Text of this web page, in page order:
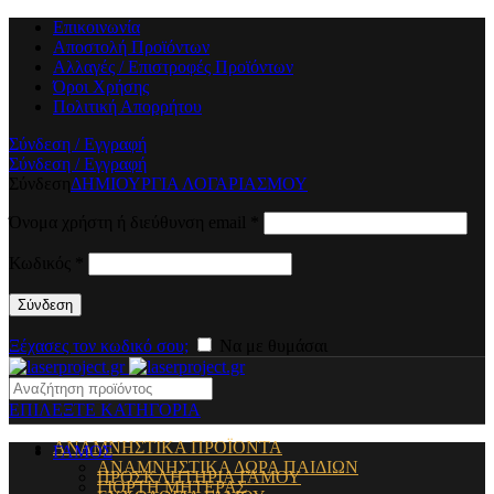
Επικοινωνία
Αποστολή Προϊόντων
Αλλαγές / Επιστροφές Προϊόντων
Όροι Χρήσης
Πολιτική Απορρήτου
Σύνδεση / Εγγραφή
Σύνδεση / Εγγραφή
ΔΗΜΙΟΥΡΓΙΑ ΛΟΓΑΡΙΑΣΜΟΥ
Σύνδεση
Ξέχασες τον κωδικό σου;
ΕΠΙΛΕΞΤΕ ΚΑΤΗΓΟΡΙΑ
ΑΝΑΜΝΗΣΤΙΚΑ ΠΡΟΪΟΝΤΑ
ΑΝΑΜΝΗΣΤΙΚΑ ΔΩΡΑ ΠΑΙΔΙΩΝ
ΓΙΟΡΤΗ ΜΗΤΕΡΑΣ
ΓΑΜΟΣ
ΠΡΟΣΚΛΗΤΗΡΙΑ ΓΑΜΟΥ